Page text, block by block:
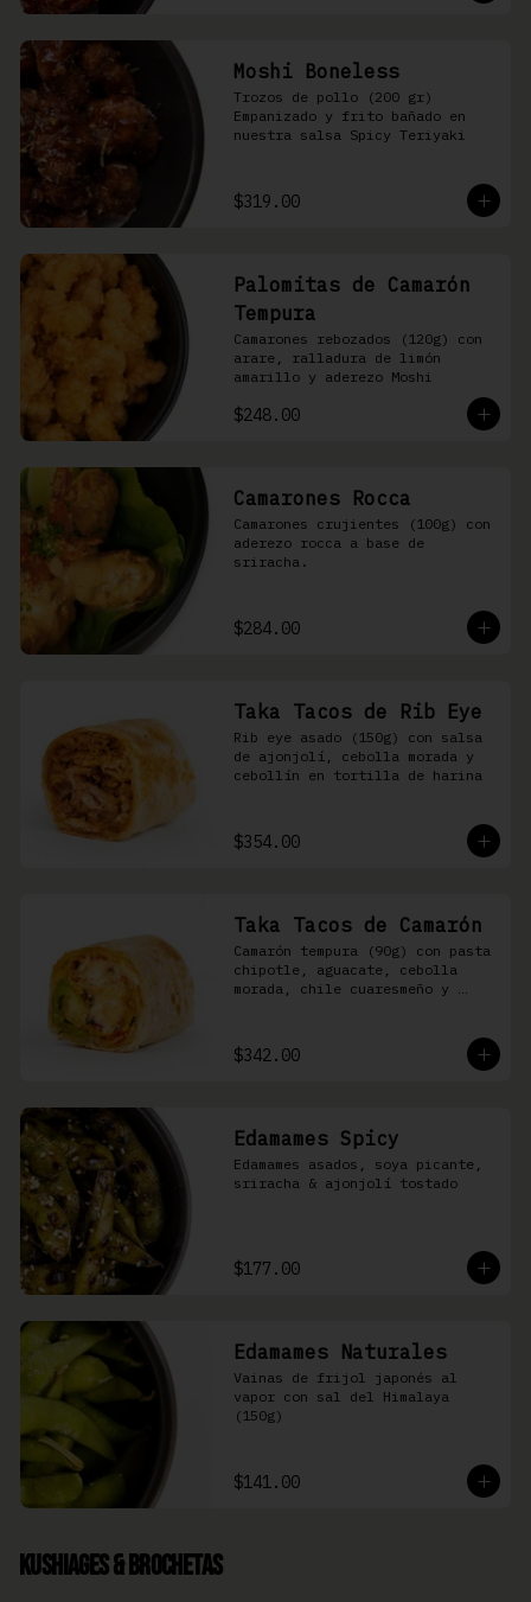
Moshi Boneless
Trozos de pollo (200 gr)
Empanizado y frito bañado en
nuestra salsa Spicy Teriyaki
$319.00
Palomitas de Camarón
Tempura
Camarones rebozados (120g) con
arare, ralladura de limón
amarillo y aderezo Moshi
$248.00
Camarones Rocca
Camarones crujientes (100g) con
aderezo rocca a base de
sriracha.
$284.00
Taka Tacos de Rib Eye
Rib eye asado (150g) con salsa
de ajonjolí, cebolla morada y
cebollín en tortilla de harina
$354.00
Taka Tacos de Camarón
Camarón tempura (90g) con pasta
chipotle, aguacate, cebolla
morada, chile cuaresmeño y
$342.00
Edamames Spicy
Edamames asados, soya picante,
sriracha & ajonjolí tostado
$177.00
Edamames Naturales
Vainas de frijol japonés al
vapor con sal del Himalaya
(150g)
$141.00
Kushiages & Brochetas